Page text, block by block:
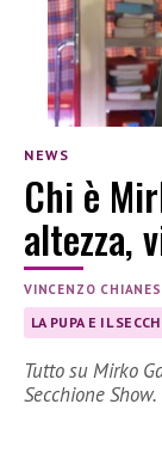
NEWS
Chi è
altezza,
VINCENZO
LA PUPA E IL
Tutto su Mirko
Secchione Show.